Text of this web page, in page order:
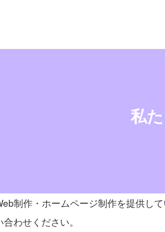
私
制作・ホームページ制作を提供して
わせください。